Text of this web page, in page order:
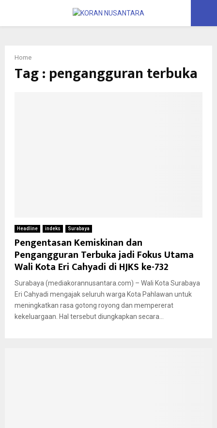
PRIMARY
MENU
Home
Tag : pengangguran terbuka
Headline indeks Surabaya
Pengentasan Kemiskinan dan
Pengangguran Terbuka jadi Fokus Utama
Wali Kota Eri Cahyadi di HJKS ke-732
Surabaya (mediakorannusantara.com) – Wali Kota Surabaya
Eri Cahyadi mengajak seluruh warga Kota Pahlawan untuk
meningkatkan rasa gotong royong dan mempererat
kekeluargaan. Hal tersebut diungkapkan secara...